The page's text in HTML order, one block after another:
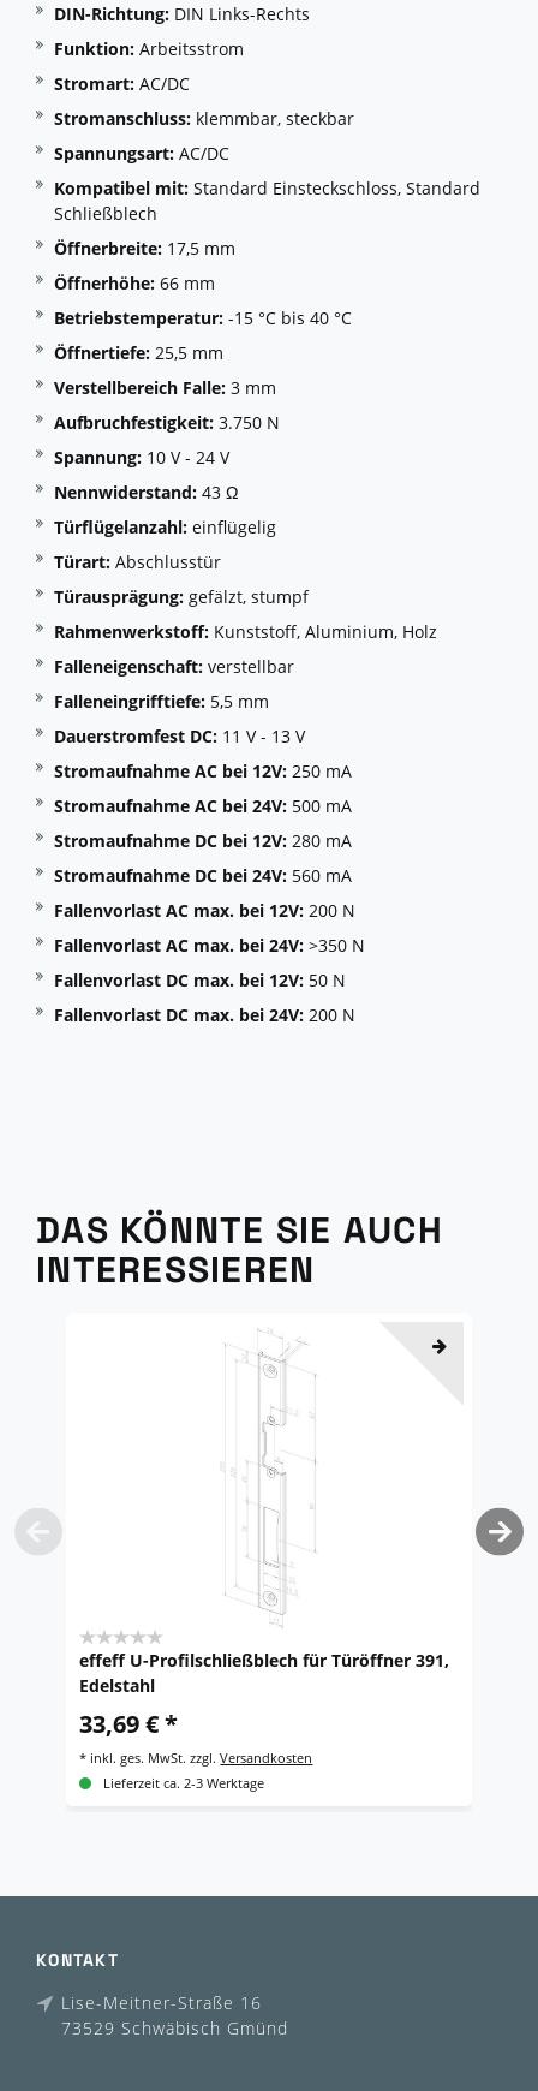
DIN-Richtung: DIN Links-Rechts
Funktion: Arbeitsstrom
Stromart: AC/DC
Stromanschluss: klemmbar, steckbar
Spannungsart: AC/DC
Kompatibel mit: Standard Einsteckschloss, Standard
Schließblech
Öffnerbreite: 17,5 mm
Öffnerhöhe: 66 mm
Betriebstemperatur: -15 °C bis 40 °C
Öffnertiefe: 25,5 mm
Verstellbereich Falle: 3 mm
Aufbruchfestigkeit: 3.750 N
Spannung: 10 V - 24 V
Nennwiderstand: 43 Ω
Türflügelanzahl: einflügelig
Türart: Abschlusstür
Türausprägung: gefälzt, stumpf
Rahmenwerkstoff: Kunststoff, Aluminium, Holz
Falleneigenschaft: verstellbar
Falleneingrifftiefe: 5,5 mm
Dauerstromfest DC: 11 V - 13 V
Stromaufnahme AC bei 12V: 250 mA
Stromaufnahme AC bei 24V: 500 mA
Stromaufnahme DC bei 12V: 280 mA
Stromaufnahme DC bei 24V: 560 mA
Fallenvorlast AC max. bei 12V: 200 N
Fallenvorlast AC max. bei 24V: >350 N
Fallenvorlast DC max. bei 12V: 50 N
Fallenvorlast DC max. bei 24V: 200 N
DAS KÖNNTE SIE AUCH
INTERESSIEREN
effeff U-Profilschließblech für Türöffner 391,
Edelstahl
33,69 € *
* inkl. ges. MwSt. zzgl.Versandkosten
Lieferzeit ca. 2-3 Werktage
KONTAKT
Lise-Meitner-Straße 16
73529 Schwäbisch Gmünd